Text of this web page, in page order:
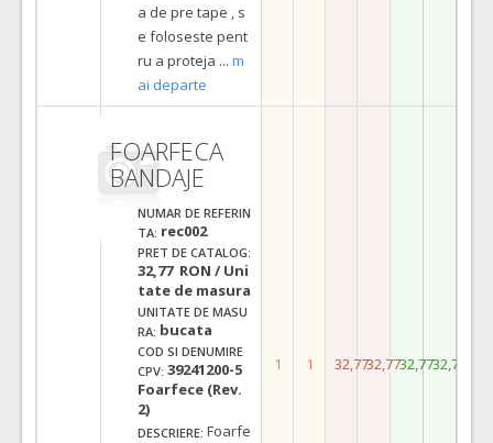
a de pre tape , s
e foloseste pent
ru a proteja ... m
ai departe
FOARFECA
BANDAJE
NUMAR DE REFERIN
TA: rec002
PRET DE CATALOG:
32,77 RON / Uni
tate de masura
UNITATE DE MASU
RA: bucata
COD SI DENUMIRE
CPV: 39241200-5
Foarfece (Rev.
2)
DESCRIERE: Foarfe
1 1 32,7732,7732,7732,77